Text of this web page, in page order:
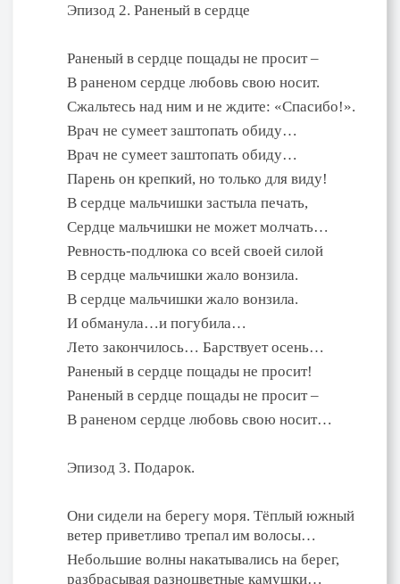
Эпизод 2. Раненый в сердце
Раненый в сердце пощады не просит –
В раненом сердце любовь свою носит.
Сжальтесь над ним и не ждите: «Спасибо!».
Врач не сумеет заштопать обиду…
Врач не сумеет заштопать обиду…
Парень он крепкий, но только для виду!
В сердце мальчишки застыла печать,
Сердце мальчишки не может молчать…
Ревность-подлюка со всей своей силой
В сердце мальчишки жало вонзила.
В сердце мальчишки жало вонзила.
И обманула…и погубила…
Лето закончилось… Барствует осень…
Раненый в сердце пощады не просит!
Раненый в сердце пощады не просит –
В раненом сердце любовь свою носит…
Эпизод 3. Подарок.
Они сидели на берегу моря. Тёплый южный
ветер приветливо трепал им волосы…
Небольшие волны накатывались на берег,
разбрасывая разноцветные камушки…